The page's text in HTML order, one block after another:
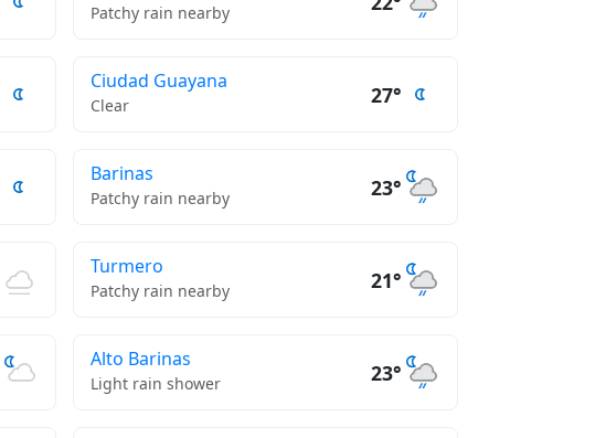
Patchy rain nearby
Ciudad Guayana
Clear 27°
Barinas
Patchy rain nearby 23°
Turmero
Patchy rain nearby 21°
Alto Barinas
Light rain shower 23°